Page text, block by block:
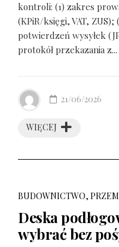
kontroli: (1) zakres
(KPiR/księgi, VAT,
potwierdzeń wysyłek
protokół przekazania z...
WIĘCEJ
21/06/2026
BUDOWNICTWO,
Deska
wybrać bez